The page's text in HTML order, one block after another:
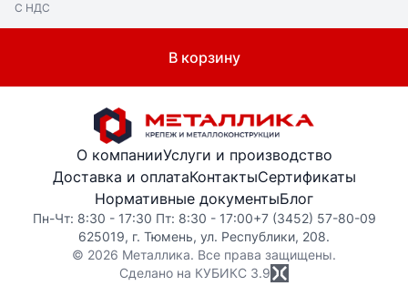
С НДС
В корзину
О компанииУслуги и производство
Доставка и оплатаКонтактыСертификаты
Нормативные документыБлог
Пн-Чт: 8:30 - 17:30 Пт: 8:30 - 17:00+7 (3452) 57-80-09
625019, г. Тюмень, ул. Республики, 208.
© 2026 Металлика. Все права защищены.
Сделано на КУБИКС 3.9